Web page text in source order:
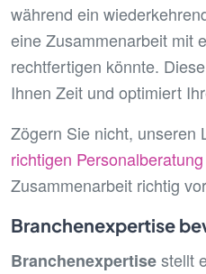
während ein
eine Zusammenarbeit mit
rechtfertigen könnte.
Ihnen Zeit und optimiert
Zögern Sie nicht, unseren
richtigen Personalberatung
Zusammenarbeit richtig
Branchenexpertise
Branchenexpertisestellt